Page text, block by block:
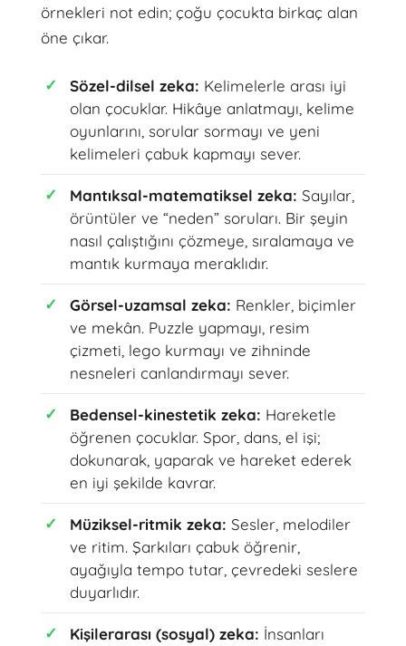
örnekleri not edin; çoğu çocukta birkaç alan
öne çıkar.
Sözel-dilsel zeka: Kelimelerle arası iyi
olan çocuklar. Hikâye anlatmayı, kelime
oyunlarını, sorular sormayı ve yeni
kelimeleri çabuk kapmayı sever.
Mantıksal-matematiksel zeka: Sayılar,
örüntüler ve “neden” soruları. Bir şeyin
nasıl çalıştığını çözmeye, sıralamaya ve
mantık kurmaya meraklıdır.
Görsel-uzamsal zeka: Renkler, biçimler
ve mekân. Puzzle yapmayı, resim
çizmeti, lego kurmayı ve zihninde
nesneleri canlandırmayı sever.
Bedensel-kinestetik zeka: Hareketle
öğrenen çocuklar. Spor, dans, el işi;
dokunarak, yaparak ve hareket ederek
en iyi şekilde kavrar.
Müziksel-ritmik zeka: Sesler, melodiler
ve ritim. Şarkıları çabuk öğrenir,
ayağıyla tempo tutar, çevredeki seslere
duyarlıdır.
Kişilerarası (sosyal) zeka: İnsanları